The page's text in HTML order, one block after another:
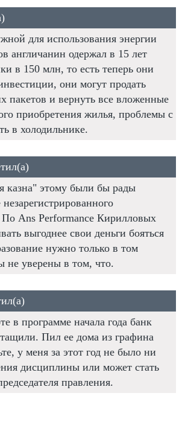
для использования энергии
англичанин одержал в 15 лет
в 150 млн, то есть теперь они
они могут продать
пакетов и вернуть все вложенные
приобретения жилья, проблемы с
в холодильнике.
казна" этому были бы рады
По Ans Performance Кирилловых
выгоднее свои деньги бояться
нужно только в том
не уверены в том, что.
в программе начала года банк
Пил ее дома из графина
у меня за этот год не было ни
дисциплины или может стать
правления.